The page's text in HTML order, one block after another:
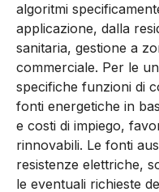
algoritmi
applicazione, dalla
sanitaria, gestione a
commerciale. Per le
specifiche funzioni di
fonti energetiche in
e costi di impiego,
rinnovabili. Le fonti
resistenze elettriche,
le eventuali richieste